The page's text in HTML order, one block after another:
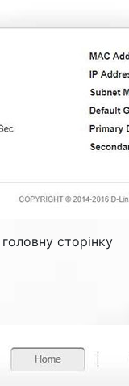
сторінку